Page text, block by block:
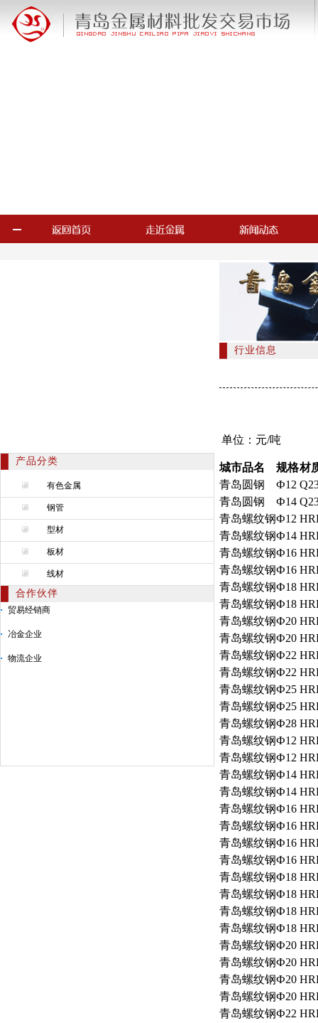
产品分类
有色金属
钢管
型材
板材
线材
合作伙伴
贸易经销商
冶金企业
物流企业
行业信息
单位：元/吨
城市品名 规格材
青岛圆钢 Ф12
青岛圆钢 Ф14
青岛螺纹钢Ф12
青岛螺纹钢Ф14
青岛螺纹钢Ф16
青岛螺纹钢Ф16
青岛螺纹钢Ф18
青岛螺纹钢Ф18
青岛螺纹钢Ф20
青岛螺纹钢Ф20
青岛螺纹钢Ф22
青岛螺纹钢Ф22
青岛螺纹钢Ф25
青岛螺纹钢Ф25
青岛螺纹钢Ф28
青岛螺纹钢Ф12
青岛螺纹钢Ф12
青岛螺纹钢Ф14
青岛螺纹钢Ф14
青岛螺纹钢Ф16
青岛螺纹钢Ф16
青岛螺纹钢Ф16
青岛螺纹钢Ф16
青岛螺纹钢Ф18
青岛螺纹钢Ф18
青岛螺纹钢Ф18
青岛螺纹钢Ф18
青岛螺纹钢Ф20
青岛螺纹钢Ф20
青岛螺纹钢Ф20
青岛螺纹钢Ф20
青岛螺纹钢Ф22